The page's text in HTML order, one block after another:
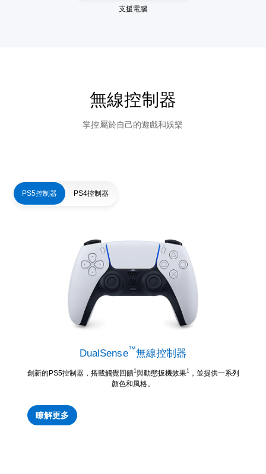
支援電腦
無線控制器
掌控屬於自己的遊戲和娛樂
PS5控制器 PS4控制器
DualSense™無線控制器
創新的PS5控制器，搭載觸覺回饋1與動態扳機效果1，並提供一系列
顏色和風格。
瞭解更多